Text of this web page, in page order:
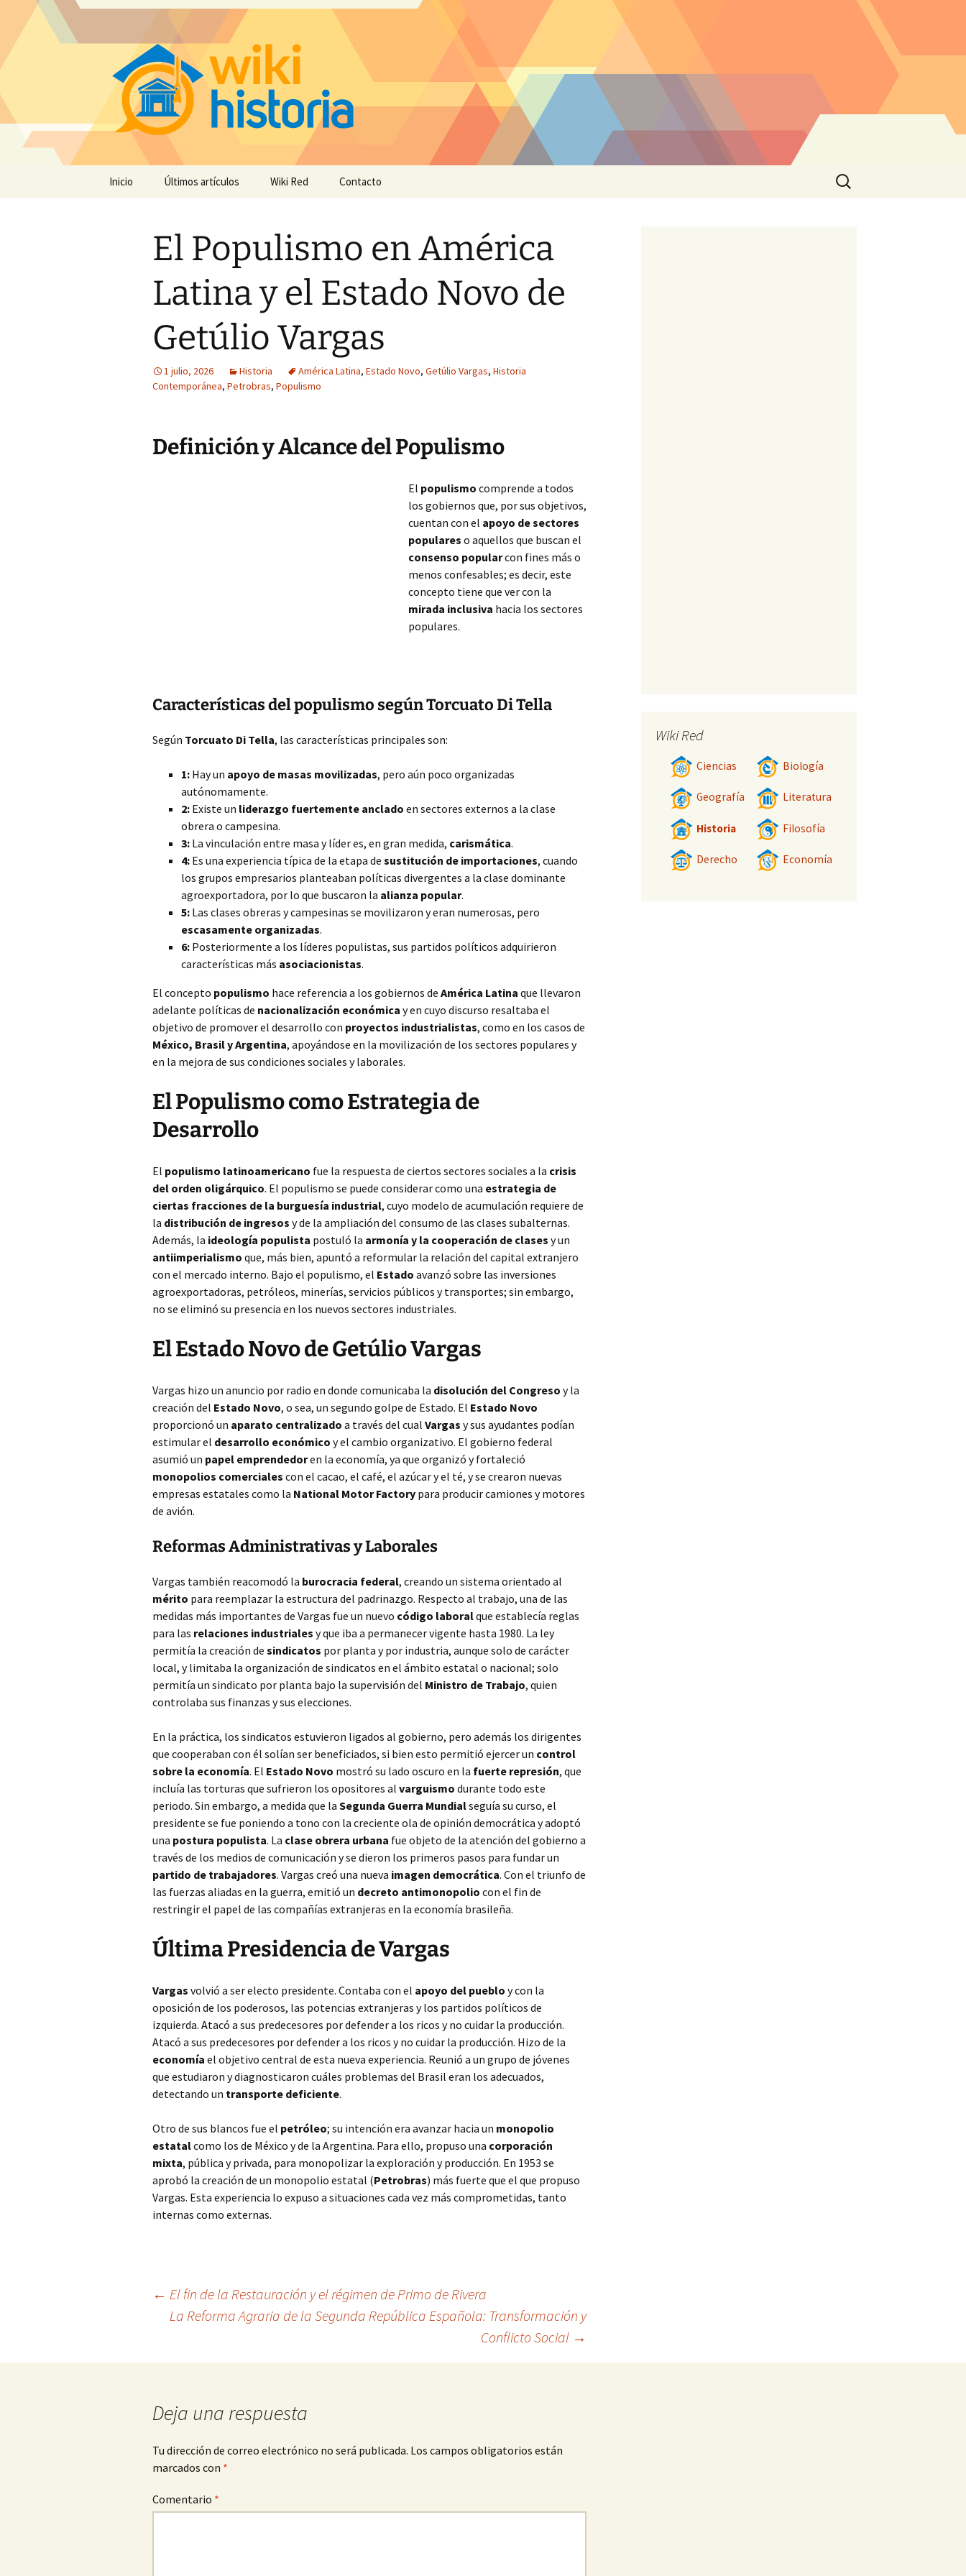
Inicio Últimos artículos Wiki Red Contacto
Buscar:
El Populismo en América
Latina y el Estado Novo de
Getúlio Vargas
1 julio, 2026 Historia América Latina, Estado Novo, Getúlio Vargas, Historia
Contemporánea, Petrobras, Populismo
Definición y Alcance del Populismo
El populismo comprende a todos
los gobiernos que, por sus objetivos,
cuentan con el apoyo de sectores
populares o aquellos que buscan el
consenso popularcon fines más o
menos confesables; es decir, este
concepto tiene que ver con la
mirada inclusiva hacia los sectores
populares.
Características del populismo según Torcuato Di Tella
Según Torcuato Di Tella, las características principales son:
1: Hay un apoyo de masas movilizadas, pero aún poco organizadas
autónomamente.
2: Existe un liderazgo fuertemente anclado en sectores externos a la clase
obrera o campesina.
3: La vinculación entre masa y líder es, en gran medida, carismática.
4: Es una experiencia típica de la etapa de sustitución de importaciones, cuando
los grupos empresarios planteaban políticas divergentes a la clase dominante
agroexportadora, por lo que buscaron la alianza popular.
5: Las clases obreras y campesinas se movilizaron y eran numerosas, pero
escasamente organizadas.
6: Posteriormente a los líderes populistas, sus partidos políticos adquirieron
características más asociacionistas.
El concepto populismo hace referencia a los gobiernos de América Latina que llevaron
adelante políticas de nacionalización económica y en cuyo discurso resaltaba el
objetivo de promover el desarrollo con proyectos industrialistas, como en los casos de
México, Brasil y Argentina, apoyándose en la movilización de los sectores populares y
en la mejora de sus condiciones sociales y laborales.
El Populismo como Estrategia de
Desarrollo
El populismo latinoamericano fue la respuesta de ciertos sectores sociales a la crisis
del orden oligárquico. El populismo se puede considerar como una estrategia de
ciertas fracciones de la burguesía industrial, cuyo modelo de acumulación requiere de
la distribución de ingresos y de la ampliación del consumo de las clases subalternas.
Además, la ideología populista postuló la armonía y la cooperación de clases y un
antiimperialismo que, más bien, apuntó a reformular la relación del capital extranjero
con el mercado interno. Bajo el populismo, el Estado avanzó sobre las inversiones
agroexportadoras, petróleos, minerías, servicios públicos y transportes; sin embargo,
no se eliminó su presencia en los nuevos sectores industriales.
El Estado Novo de Getúlio Vargas
Vargas hizo un anuncio por radio en donde comunicaba la disolución del Congreso y la
creación del Estado Novo, o sea, un segundo golpe de Estado. El Estado Novo
proporcionó un aparato centralizado a través del cual Vargas y sus ayudantes podían
estimular el desarrollo económico y el cambio organizativo. El gobierno federal
asumió un papel emprendedoren la economía, ya que organizó y fortaleció
monopolios comerciales con el cacao, el café, el azúcar y el té, y se crearon nuevas
empresas estatales como la National Motor Factory para producir camiones y motores
de avión.
Reformas Administrativas y Laborales
Vargas también reacomodó la burocracia federal, creando un sistema orientado al
mérito para reemplazar la estructura del padrinazgo. Respecto al trabajo, una de las
medidas más importantes de Vargas fue un nuevo código laboralque establecía reglas
para las relaciones industriales y que iba a permanecer vigente hasta 1980. La ley
permitía la creación de sindicatos por planta y por industria, aunque solo de carácter
local, y limitaba la organización de sindicatos en el ámbito estatal o nacional; solo
permitía un sindicato por planta bajo la supervisión del Ministro de Trabajo, quien
controlaba sus finanzas y sus elecciones.
En la práctica, los sindicatos estuvieron ligados al gobierno, pero además los dirigentes
que cooperaban con él solían ser beneficiados, si bien esto permitió ejercer un control
sobre la economía. El Estado Novo mostró su lado oscuro en la fuerte represión, que
incluía las torturas que sufrieron los opositores al varguismo durante todo este
periodo. Sin embargo, a medida que la Segunda Guerra Mundialseguía su curso, el
presidente se fue poniendo a tono con la creciente ola de opinión democrática y adoptó
una postura populista. La clase obrera urbana fue objeto de la atención del gobierno a
través de los medios de comunicación y se dieron los primeros pasos para fundar un
partido de trabajadores. Vargas creó una nueva imagen democrática. Con el triunfo de
las fuerzas aliadas en la guerra, emitió un decreto antimonopolio con el fin de
restringir el papel de las compañías extranjeras en la economía brasileña.
Última Presidencia de Vargas
Vargas volvió a ser electo presidente. Contaba con el apoyo del pueblo y con la
oposición de los poderosos, las potencias extranjeras y los partidos políticos de
izquierda. Atacó a sus predecesores por defender a los ricos y no cuidar la producción.
Atacó a sus predecesores por defender a los ricos y no cuidar la producción. Hizo de la
economía el objetivo central de esta nueva experiencia. Reunió a un grupo de jóvenes
que estudiaron y diagnosticaron cuáles problemas del Brasil eran los adecuados,
detectando un transporte deficiente.
Otro de sus blancos fue el petróleo; su intención era avanzar hacia un monopolio
estatalcomo los de México y de la Argentina. Para ello, propuso una corporación
mixta, pública y privada, para monopolizar la exploración y producción. En 1953 se
aprobó la creación de un monopolio estatal (Petrobras) más fuerte que el que propuso
Vargas. Esta experiencia lo expuso a situaciones cada vez más comprometidas, tanto
internas como externas.
Navegación
← El fin de la Restauración y el régimen de Primo de Rivera
La Reforma Agraria de la Segunda República Española: Transformación y
Conflicto Social →
Deja una respuesta
Tu dirección de correo electrónico no será publicada. Los campos obligatorios están
marcados con *
Comentario *
Wiki Red
Ciencias Biología
Geografía Literatura
Historia Filosofía
Derecho Economía